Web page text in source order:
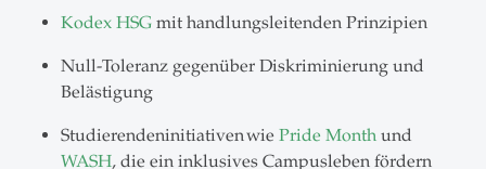
Kodex HSG mit handlungsleitenden Prinzipien
Null-Toleranz gegenüber Diskriminierung und
Belästigung
Studierendeninitiativen wie Pride Month und
WASH, die ein inklusives Campusleben fördern